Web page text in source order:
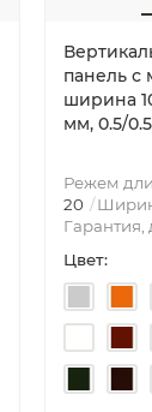
панель с
ширина
мм, 0.5/
Режем
20
Гарантия,
Цвет: